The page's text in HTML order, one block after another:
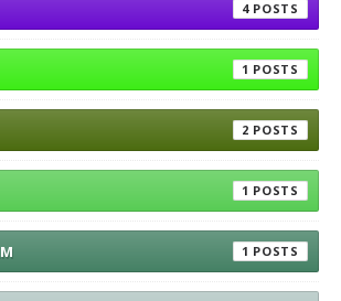
4
1
2
1
1